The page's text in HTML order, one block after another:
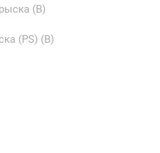
(B)
(PS) (B)